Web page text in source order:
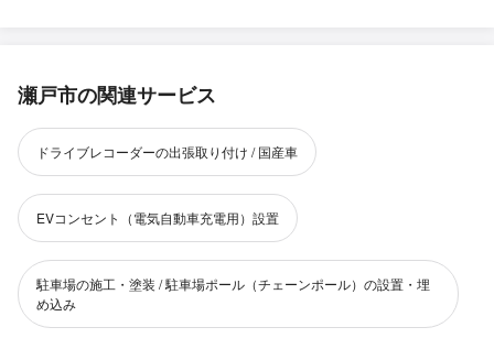
瀬戸市の関連サービス
ドライブレコーダーの出張取り付け / 国産車
EVコンセント（電気自動車充電用）設置
駐車場の施工・塗装 / 駐車場ポール（チェーンポール）の設置・埋
め込み